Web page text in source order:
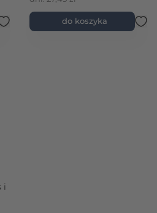
do koszyka
i